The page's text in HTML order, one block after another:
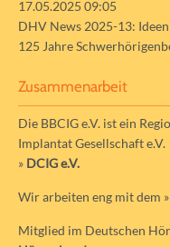
17.05.2025 09:05
DHV News 2025-13:
125 Jahre
Zusammenarbeit
Die BBCIG e.V. ist ein
Implantat Gesellschaft e.V.
» DCIG e.V.
Wir arbeiten eng mit dem »
Mitglied im Deutschen